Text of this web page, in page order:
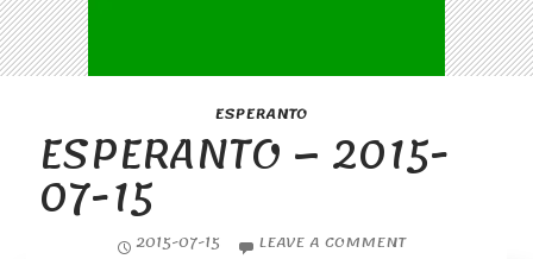
ESPERANTO
ESPERANTO – 2015-
07-15
2015-07-15 LEAVE A COMMENT